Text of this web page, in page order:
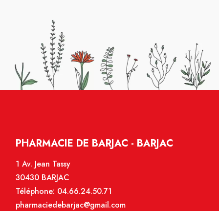
PHARMACIE DE BARJAC - BARJAC
1 Av. Jean Tassy
30430 BARJAC
Téléphone: 04.66.24.50.71
pharmaciedebarjac@gmail.com